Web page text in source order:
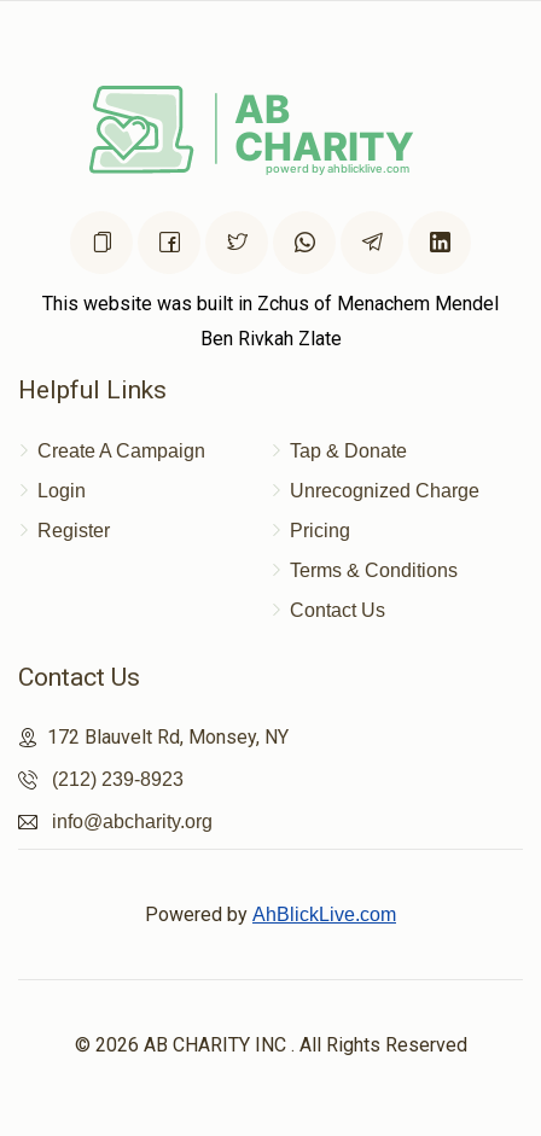
This website was built in Zchus of Menachem Mendel
Ben Rivkah Zlate
Helpful Links
Create A Campaign
Login
Register
Tap & Donate
Unrecognized Charge
Pricing
Terms & Conditions
Contact Us
Contact Us
172 Blauvelt Rd, Monsey, NY
(212) 239-8923
info@abcharity.org
Powered by AhBlickLive.com
© 2026 AB CHARITY INC . All Rights Reserved